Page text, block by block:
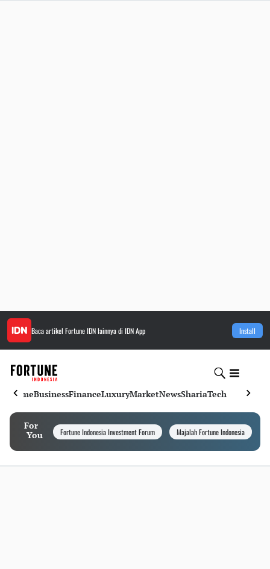
Baca artikel Fortune IDNlainnya di IDN App Install
HomeBusinessFinanceLuxuryMarketNewsShariaTech
For
You
Fortune Indonesia Investment Forum Majalah Fortune Indonesia